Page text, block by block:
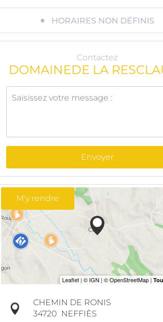
HORAIRES NON DÉFINIS
Contactez
DOMAINEDE LA
Envoyer
M'y rendre
CHEMIN DE RONIS
34720 NEFFIÈS